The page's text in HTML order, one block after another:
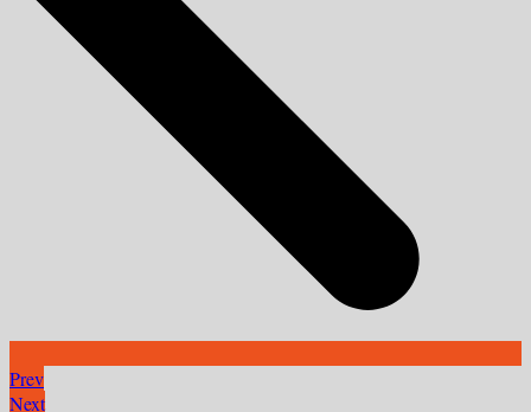
Prev
Next